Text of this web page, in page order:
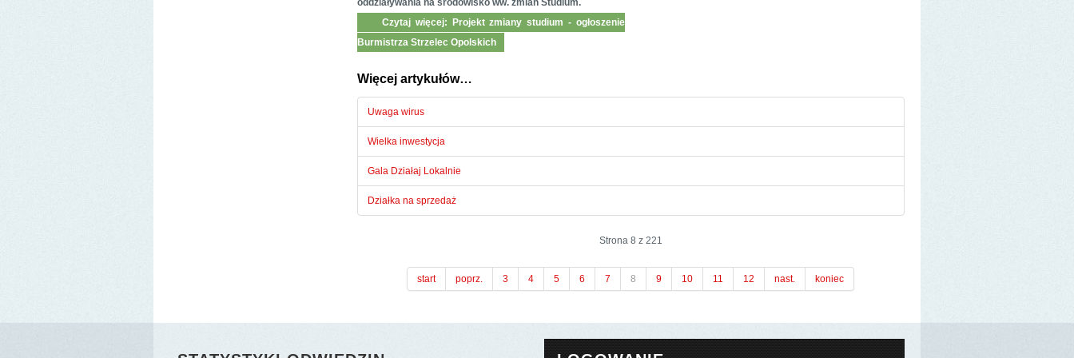
oddziaływania na środowisko ww. zmian Studium.
Czytaj więcej: Projekt zmiany studium - ogłoszenie
Burmistrza Strzelec Opolskich
Więcej artykułów…
Uwaga wirus
Wielka inwestycja
Gala Działaj Lokalnie
Działka na sprzedaż
Strona 8 z 221
start poprz. 3 4 5 6 7 8 9 10 11 12 nast. koniec